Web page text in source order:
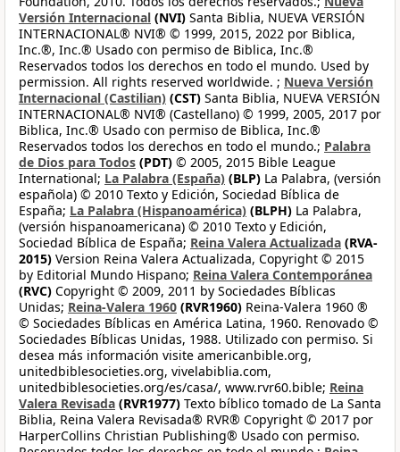
Versión Internacional (NVI) Santa Biblia, NUEVA VERSIÓN
INTERNACIONAL® NVI® © 1999, 2015, 2022 por Biblica,
Inc.®, Inc.® Usado con permiso de Biblica, Inc.®
Reservados todos los derechos en todo el mundo. Used by
permission. All rights reserved worldwide. ; Nueva Versión
Internacional (Castilian) (CST) Santa Biblia, NUEVA VERSIÓN
INTERNACIONAL® NVI® (Castellano) © 1999, 2005, 2017 por
Biblica, Inc.® Usado con permiso de Biblica, Inc.®
Reservados todos los derechos en todo el mundo.; Palabra
de Dios para Todos (PDT) © 2005, 2015 Bible League
International; La Palabra (España) (BLP) La Palabra, (versión
española) © 2010 Texto y Edición, Sociedad Bíblica de
España; La Palabra (Hispanoamérica) (BLPH) La Palabra,
(versión hispanoamericana) © 2010 Texto y Edición,
Sociedad Bíblica de España; Reina Valera Actualizada (RVA-
2015) Version Reina Valera Actualizada, Copyright © 2015
by Editorial Mundo Hispano; Reina Valera Contemporánea
(RVC) Copyright © 2009, 2011 by Sociedades Bíblicas
Unidas; Reina-Valera 1960 (RVR1960) Reina-Valera 1960 ®
© Sociedades Bíblicas en América Latina, 1960. Renovado ©
Sociedades Bíblicas Unidas, 1988. Utilizado con permiso. Si
desea más información visite americanbible.org,
unitedbiblesocieties.org, vivelabiblia.com,
unitedbiblesocieties.org/es/casa/, www.rvr60.bible; Reina
Valera Revisada (RVR1977) Texto bíblico tomado de La Santa
Biblia, Reina Valera Revisada® RVR® Copyright © 2017 por
HarperCollins Christian Publishing® Usado con permiso.